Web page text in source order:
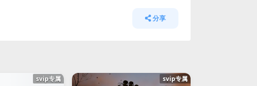
分享
svip专属 svip专属